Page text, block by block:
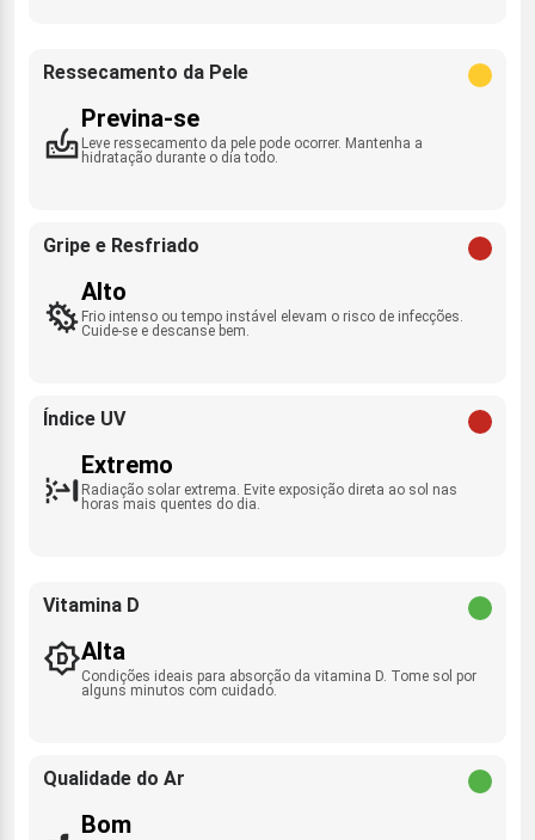
Ressecamento da Pele
Previna-se
Leve ressecamento da pele pode ocorrer. Mantenha a
hidratação durante o dia todo.
Gripe e Resfriado
Alto
Frio intenso ou tempo instável elevam o risco de infecções.
Cuide-se e descanse bem.
Índice UV
Extremo
Radiação solar extrema. Evite exposição direta ao sol nas
horas mais quentes do dia.
Vitamina D
Alta
Condições ideais para absorção da vitamina D. Tome sol por
alguns minutos com cuidado.
Qualidade do Ar
Bom